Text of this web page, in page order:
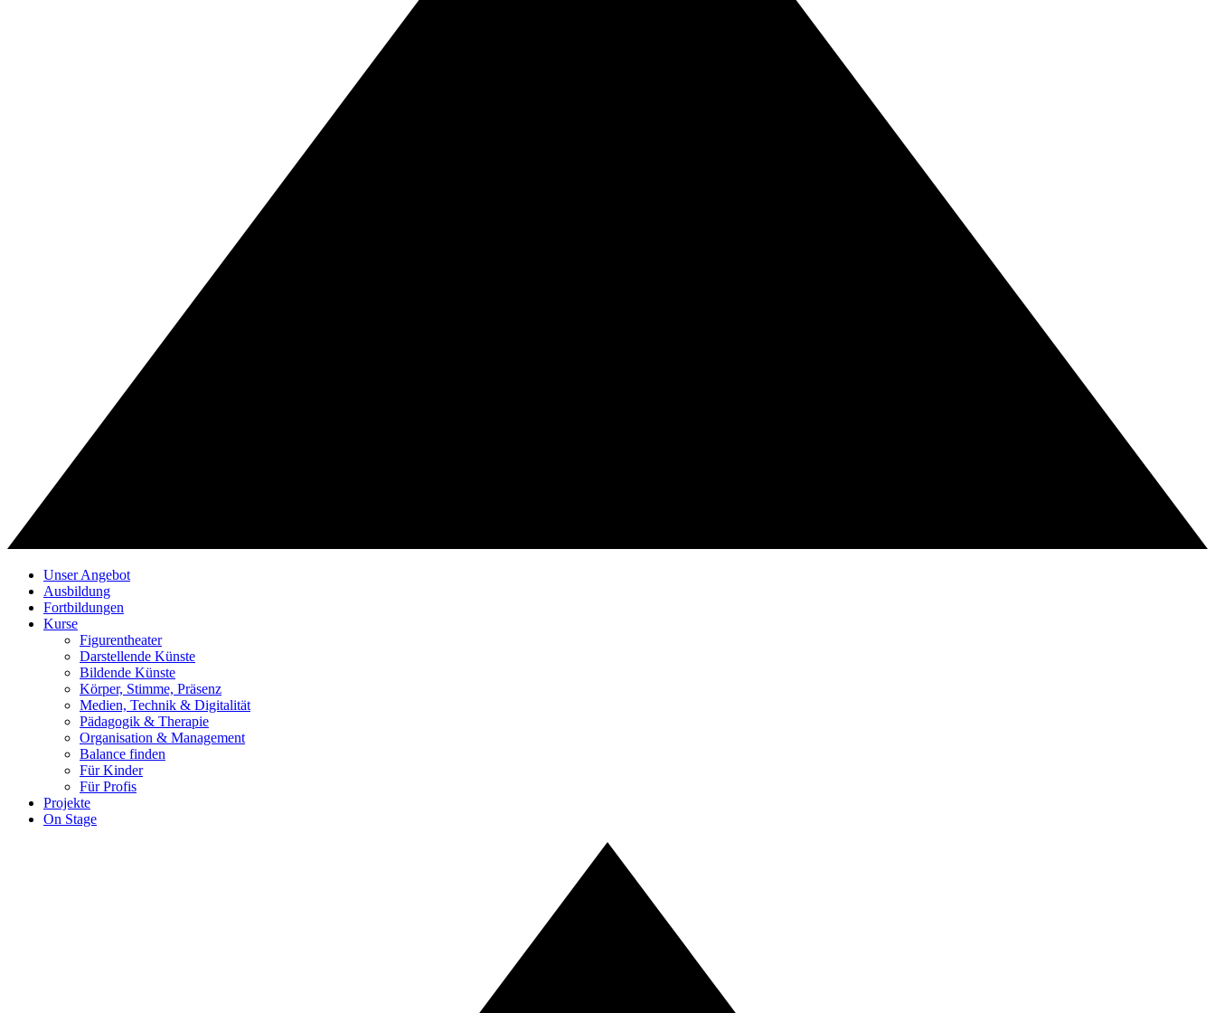
Unser Angebot
Ausbildung
Fortbildungen
Kurse
Figurentheater
Darstellende Künste
Bildende Künste
Körper, Stimme, Präsenz
Medien, Technik & Digitalität
Pädagogik & Therapie
Organisation & Management
Balance finden
Für Kinder
Für Profis
Projekte
On Stage